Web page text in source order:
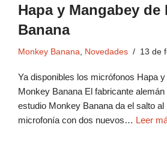
Hapa y Mangabey de
Banana
Monkey Banana Novedades 13 de
Ya disponibles los micrófonos Hapa
Monkey Banana El fabricante
estudio Monkey Banana da el salto al
microfonía con dos nuevos… Leer